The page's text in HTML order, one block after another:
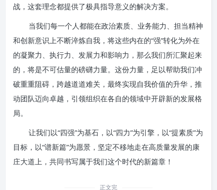
战，这套理念都提供了极具指导意义的解决方案。
当我们每一个人都能在政治素质、业务能力、担当精神
和创新意识上不断淬炼自我，将这些内在的“强”转化为外在
的凝聚力、执行力、发展力和影响力，那么我们所汇聚起来
的，将是不可估量的磅礴力量。这份力量，足以帮助我们冲
破重重阻碍，跨越道道难关，最终实现自我价值的升华，推
动团队迈向卓越，引领组织在各自的领域中开辟新的发展格
局。
让我们以“四强”为基石，以“四力”为引擎，以“提素质”为
目标，以“谱新篇”为愿景，坚定不移地走在高质量发展的康
庄大道上，共同书写属于我们这个时代的新篇章！
正文完